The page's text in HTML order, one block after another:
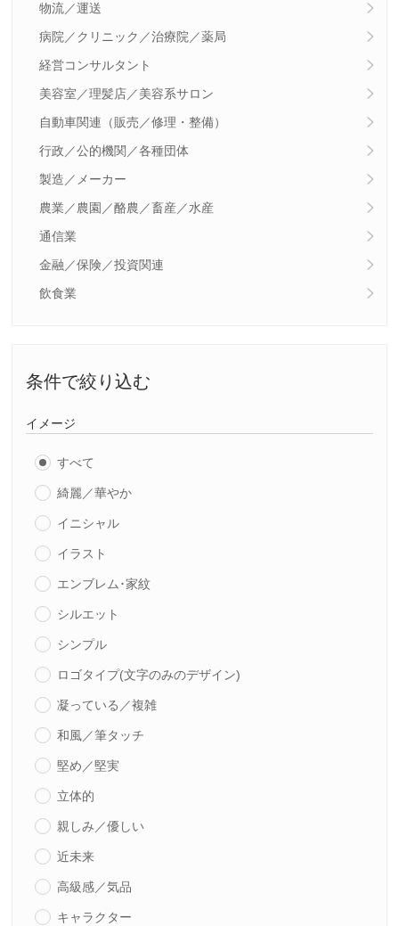
物流／運送
病院／クリニック／治療院／薬局
経営コンサルタント
美容室／理髪店／美容系サロン
自動車関連（販売／修理・整備）
行政／公的機関／各種団体
製造／メーカー
農業／農園／酪農／畜産／水産
通信業
金融／保険／投資関連
飲食業
条件で絞り込む
イメージ
すべて
綺麗／華やか
イニシャル
イラスト
エンブレム･家紋
シルエット
シンプル
ロゴタイプ(文字のみのデザイン)
凝っている／複雑
和風／筆タッチ
堅め／堅実
立体的
親しみ／優しい
近未来
高級感／気品
キャラクター